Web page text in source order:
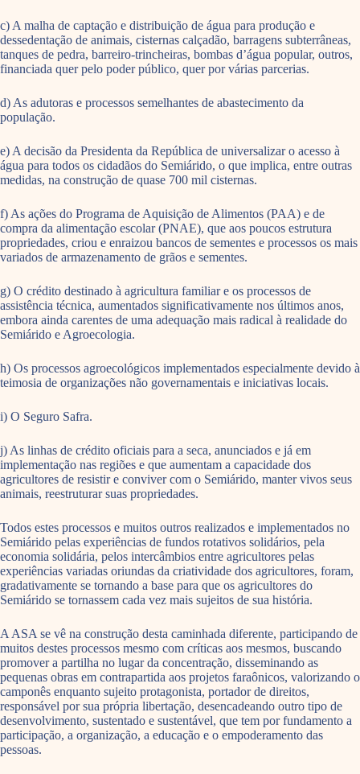
c) A malha de captação e distribuição de água para produção e
dessedentação de animais, cisternas calçadão, barragens subterrâneas,
tanques de pedra, barreiro-trincheiras, bombas d’água popular, outros,
financiada quer pelo poder público, quer por várias parcerias.
d) As adutoras e processos semelhantes de abastecimento da
população.
e) A decisão da Presidenta da República de universalizar o acesso à
água para todos os cidadãos do Semiárido, o que implica, entre outras
medidas, na construção de quase 700 mil cisternas.
f) As ações do Programa de Aquisição de Alimentos (PAA) e de
compra da alimentação escolar (PNAE), que aos poucos estrutura
propriedades, criou e enraizou bancos de sementes e processos os mais
variados de armazenamento de grãos e sementes.
g) O crédito destinado à agricultura familiar e os processos de
assistência técnica, aumentados significativamente nos últimos anos,
embora ainda carentes de uma adequação mais radical à realidade do
Semiárido e Agroecologia.
h) Os processos agroecológicos implementados especialmente devido à
teimosia de organizações não governamentais e iniciativas locais.
i) O Seguro Safra.
j) As linhas de crédito oficiais para a seca, anunciados e já em
implementação nas regiões e que aumentam a capacidade dos
agricultores de resistir e conviver com o Semiárido, manter vivos seus
animais, reestruturar suas propriedades.
Todos estes processos e muitos outros realizados e implementados no
Semiárido pelas experiências de fundos rotativos solidários, pela
economia solidária, pelos intercâmbios entre agricultores pelas
experiências variadas oriundas da criatividade dos agricultores, foram,
gradativamente se tornando a base para que os agricultores do
Semiárido se tornassem cada vez mais sujeitos de sua história.
A ASA se vê na construção desta caminhada diferente, participando de
muitos destes processos mesmo com críticas aos mesmos, buscando
promover a partilha no lugar da concentração, disseminando as
pequenas obras em contrapartida aos projetos faraônicos, valorizando o
camponês enquanto sujeito protagonista, portador de direitos,
responsável por sua própria libertação, desencadeando outro tipo de
desenvolvimento, sustentado e sustentável, que tem por fundamento a
participação, a organização, a educação e o empoderamento das
pessoas.